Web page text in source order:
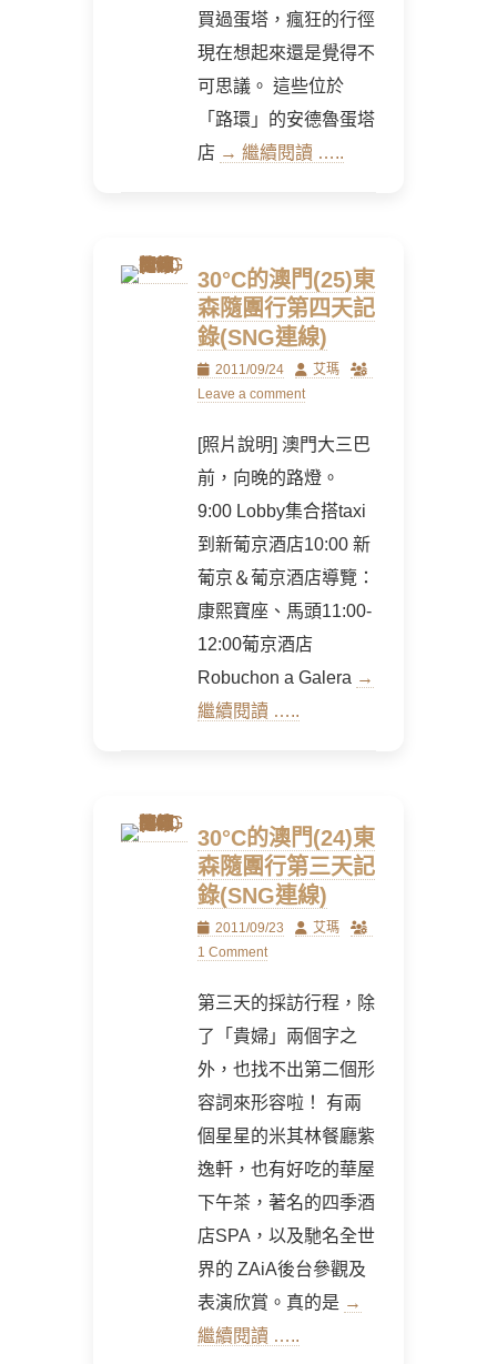
買過蛋塔，瘋狂的行徑
現在想起來還是覺得不
可思議。 這些位於
「路環」的安德魯蛋塔
店 → 繼續閱讀 …..
30°C的澳門(25)東
森隨團行第四天記
錄(SNG連線)
Posted
on
2011/09/24 Author
艾瑪
Leave a comment
[照片說明] 澳門大三巴
前，向晚的路燈。
9:00 Lobby集合搭taxi
到新葡京酒店10:00 新
葡京＆葡京酒店導覽：
康熙寶座、馬頭11:00-
12:00葡京酒店
Robuchon a Galera →
繼續閱讀 …..
30°C的澳門(24)東
森隨團行第三天記
錄(SNG連線)
Posted
on
2011/09/23 Author
艾瑪
1 Comment
第三天的採訪行程，除
了「貴婦」兩個字之
外，也找不出第二個形
容詞來形容啦！ 有兩
個星星的米其林餐廳紫
逸軒，也有好吃的華屋
下午茶，著名的四季酒
店SPA，以及馳名全世
界的 ZAiA後台參觀及
表演欣賞。真的是 →
繼續閱讀 …..